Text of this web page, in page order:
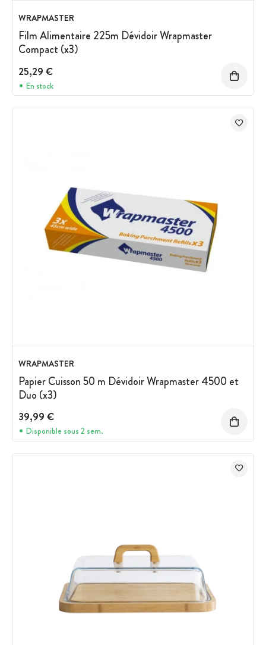
WRAPMASTER
Film Alimentaire 225m Dévidoir Wrapmaster
Compact (x3)
25,29 €
En stock
WRAPMASTER
Papier Cuisson 50 m Dévidoir Wrapmaster 4500 et
Duo (x3)
39,99 €
Disponible sous 2 sem.